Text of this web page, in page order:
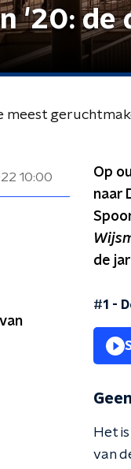
'20: de
meest
10:00
Op
naar
de
#1 -
Het
van